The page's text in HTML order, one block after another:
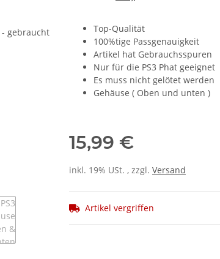
Top-Qualität
100%tige Passgenauigkeit
Artikel hat Gebrauchsspuren
Nur für die PS3 Phat geeignet
Es muss nicht gelötet werden
Gehäuse ( Oben und unten )
15,99 €
inkl. 19% USt. , zzgl. Versand
Artikel vergriffen